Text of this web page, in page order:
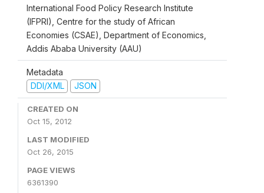
International Food Policy Research Institute
(IFPRI), Centre for the study of African
Economies (CSAE), Department of Economics,
Addis Ababa University (AAU)
Metadata
DDI/XML
JSON
CREATED ON
Oct 15, 2012
LAST MODIFIED
Oct 26, 2015
PAGE VIEWS
6361390